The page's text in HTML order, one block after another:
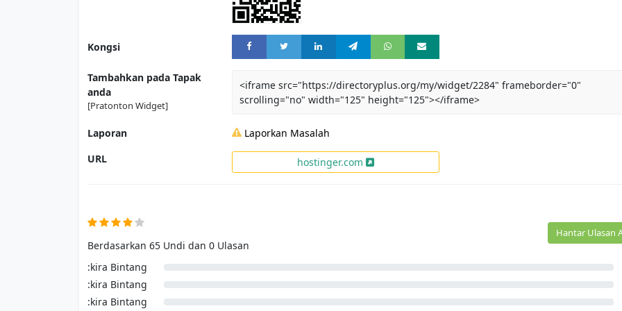
Kongsi
Tambahkan pada Tapak
anda
[Pratonton Widget]
<iframe src="https://directoryplus.org/my/widget/2284" frameborder="0"
scrolling="no" width="125" height="125"></iframe>
Laporan
Laporkan Masalah
URL
hostinger.com
Hantar Ulasan
Berdasarkan 65 Undi dan 0 Ulasan
:kira Bintang
:kira Bintang
:kira Bintang